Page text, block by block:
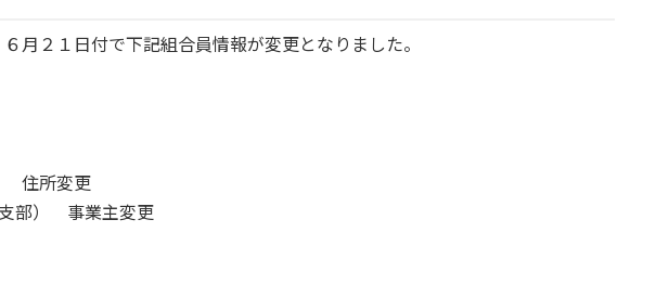
月２１日付で下記組合員情報が変更となりました。
住所変更
支部） 事業主変更